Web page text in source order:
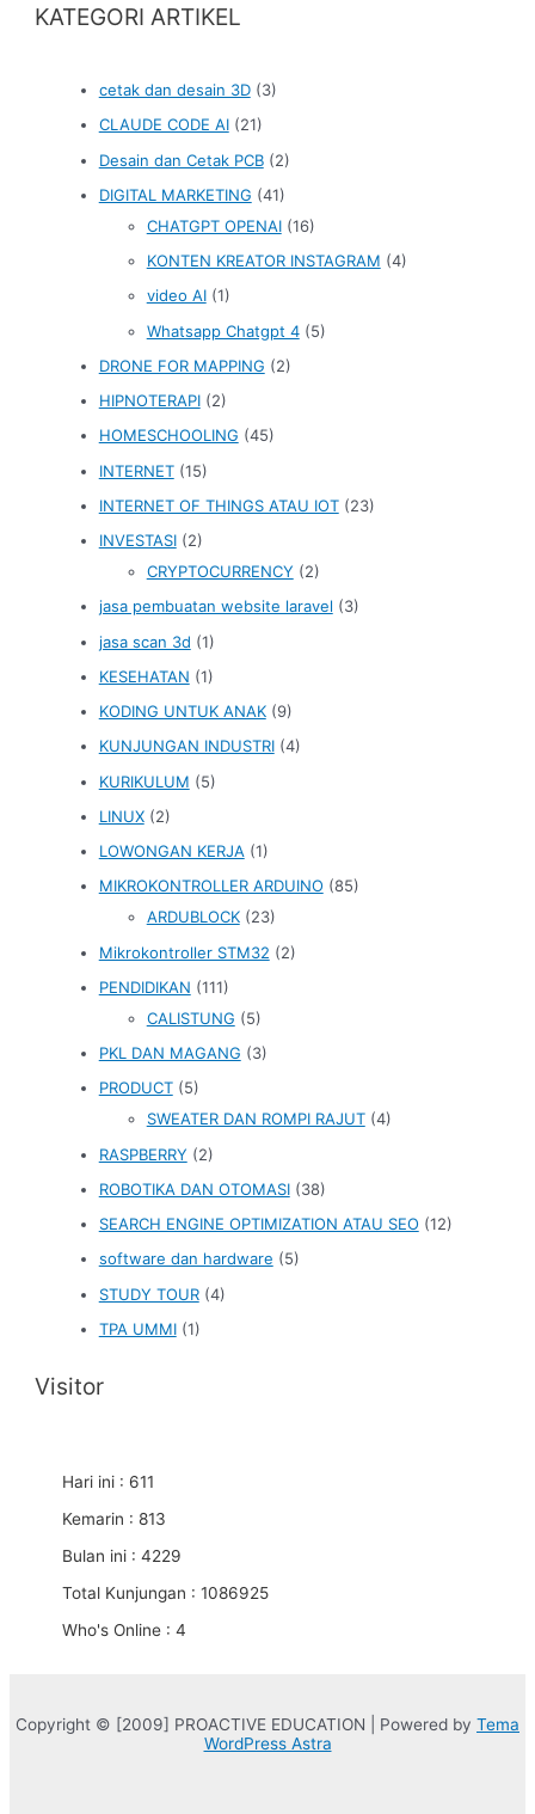
KATEGORI ARTIKEL
cetak dan desain 3D(3)
CLAUDE CODE AI(21)
Desain dan Cetak PCB(2)
DIGITAL MARKETING (41)
CHATGPT OPENAI(16)
KONTEN KREATOR INSTAGRAM (4)
video AI(1)
Whatsapp Chatgpt 4(5)
DRONE FOR MAPPING (2)
HIPNOTERAPI(2)
HOMESCHOOLING (45)
INTERNET(15)
INTERNET OF THINGS ATAU IOT(23)
INVESTASI(2)
CRYPTOCURRENCY (2)
jasa pembuatan website laravel (3)
jasa scan 3d (1)
KESEHATAN (1)
KODING UNTUK ANAK(9)
KUNJUNGAN INDUSTRI(4)
KURIKULUM (5)
LINUX(2)
LOWONGAN KERJA (1)
MIKROKONTROLLER ARDUINO (85)
ARDUBLOCK(23)
Mikrokontroller STM32 (2)
PENDIDIKAN (111)
CALISTUNG (5)
PKL DAN MAGANG (3)
PRODUCT(5)
SWEATER DAN ROMPI RAJUT(4)
RASPBERRY (2)
ROBOTIKA DAN OTOMASI(38)
SEARCH ENGINE OPTIMIZATION ATAU SEO (12)
software dan hardware (5)
STUDY TOUR(4)
TPA UMMI(1)
Visitor
Hari ini : 611
Kemarin : 813
Bulan ini : 4229
Total Kunjungan : 1086925
Who's Online : 4
Copyright © [2009] PROACTIVE EDUCATION | Powered by Tema
WordPress Astra